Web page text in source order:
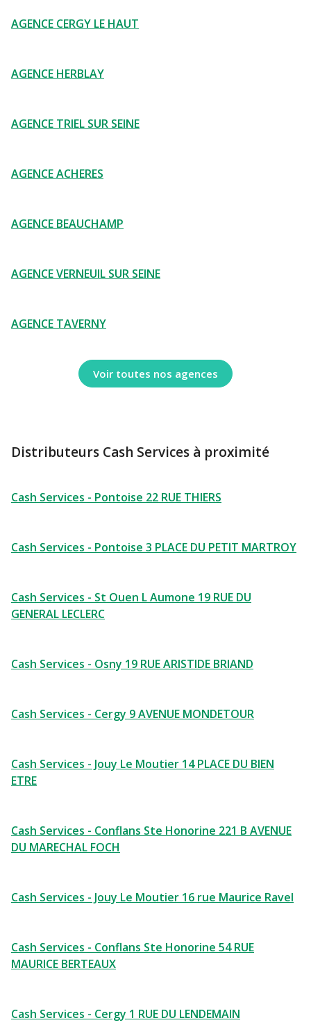
AGENCE CERGY LE HAUT
AGENCE HERBLAY
AGENCE TRIEL SUR SEINE
AGENCE ACHERES
AGENCE BEAUCHAMP
AGENCE VERNEUIL SUR SEINE
AGENCE TAVERNY
Voir toutes nos agences
Distributeurs Cash Services à proximité
Cash Services - Pontoise 22 RUE THIERS
Cash Services - Pontoise 3 PLACE DU PETIT MARTROY
Cash Services - St Ouen L Aumone 19 RUE DU
GENERAL LECLERC
Cash Services - Osny 19 RUE ARISTIDE BRIAND
Cash Services - Cergy 9 AVENUE MONDETOUR
Cash Services - Jouy Le Moutier 14 PLACE DU BIEN
ETRE
Cash Services - Conflans Ste Honorine 221 B AVENUE
DU MARECHAL FOCH
Cash Services - Jouy Le Moutier 16 rue Maurice Ravel
Cash Services - Conflans Ste Honorine 54 RUE
MAURICE BERTEAUX
Cash Services - Cergy 1 RUE DU LENDEMAIN